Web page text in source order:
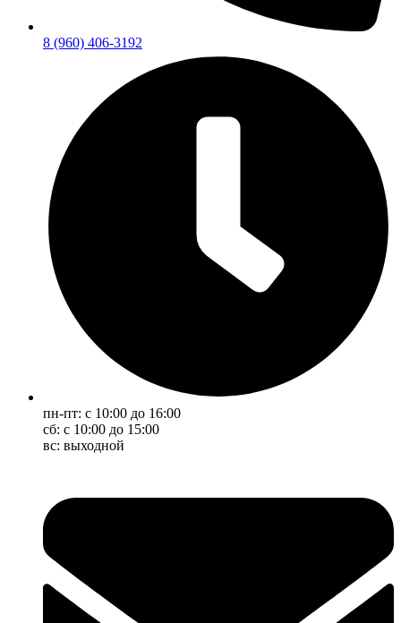
8 (960) 406-3192
пн-пт: с 10:00 до 16:00
сб: с 10:00 до 15:00
вс: выходной